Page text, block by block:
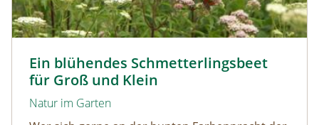
Ein blühendes Schmetterlingsbeet
für Groß und Klein
Natur im Garten